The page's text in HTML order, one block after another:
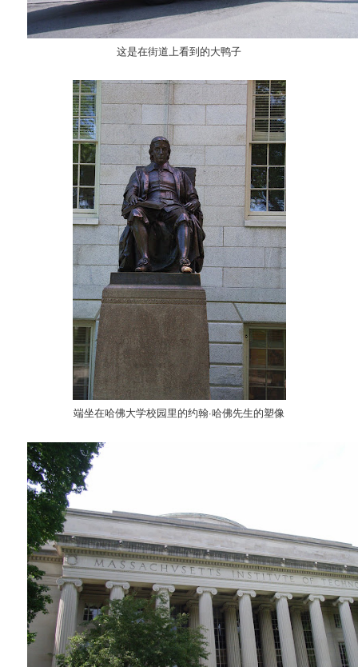
这是在街道上看到的大鸭子
端坐在哈佛大学校园里的约翰·哈佛先生的塑像